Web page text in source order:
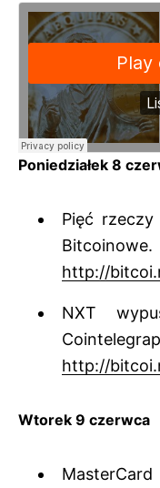
Poniedziałek 8
Pięć
http://
NXT
http://
Wtorek 9 czerwca